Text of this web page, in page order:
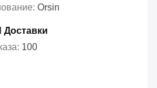
Orsin
100